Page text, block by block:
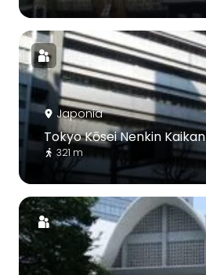
Japonia
Tokyo Kōsei Nenkin Kaikan
321 m